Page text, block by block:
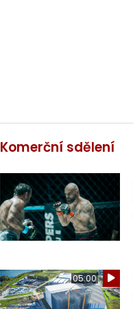
Komerční sdělení
05:00